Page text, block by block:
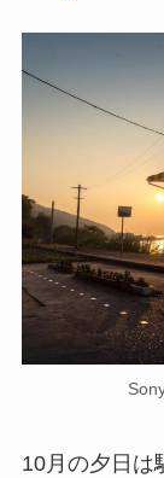
10月の夕日は